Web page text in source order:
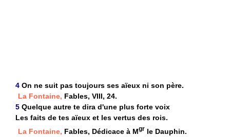
4 On ne suit pas toujours ses aïeux ni son père.
La Fontaine, Fables, VIII, 24.
5 Quelque autre te dira d'une plus forte voix
Les faits de tes aïeux et les vertus des rois.
La Fontaine, Fables, Dédicace à Mgr le Dauphin.